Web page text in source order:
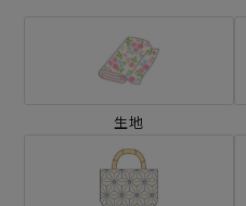
生地